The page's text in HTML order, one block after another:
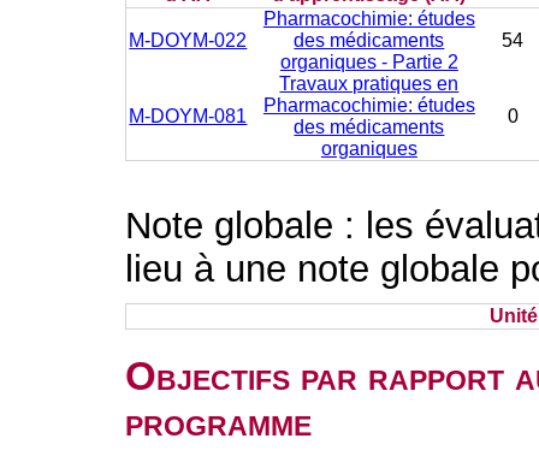
M-DOYM-022
Pharmacochimie: études
des médicaments
organiques - Partie 2
54
M-DOYM-081
Travaux pratiques en
Pharmacochimie: études
des médicaments
organiques
0
Note globale : les
lieu à une note globale
Objectifs par rapport
programme